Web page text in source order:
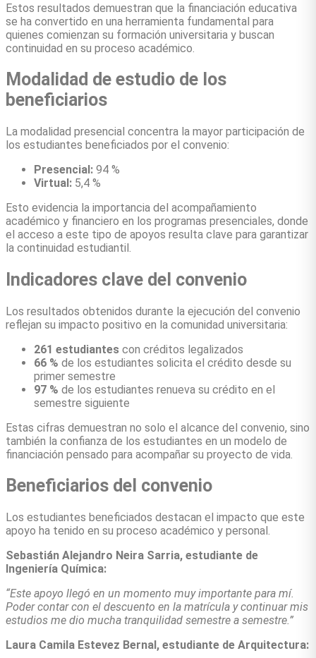
Estos resultados demuestran que la financiación educativa
se ha convertido en una herramienta fundamental para
quienes comienzan su formación universitaria y buscan
continuidad en su proceso académico.
Modalidad de estudio de los
beneficiarios
La modalidad presencial concentra la mayor participación de
los estudiantes beneficiados por el convenio:
Presencial: 94 %
Virtual: 5,4 %
Esto evidencia la importancia del acompañamiento
académico y financiero en los programas presenciales, donde
el acceso a este tipo de apoyos resulta clave para garantizar
la continuidad estudiantil.
Indicadores clave del convenio
Los resultados obtenidos durante la ejecución del convenio
reflejan su impacto positivo en la comunidad universitaria:
261 estudiantes con créditos legalizados
66 % de los estudiantes solicita el crédito desde su
primer semestre
97 % de los estudiantes renueva su crédito en el
semestre siguiente
Estas cifras demuestran no solo el alcance del convenio, sino
también la confianza de los estudiantes en un modelo de
financiación pensado para acompañar su proyecto de vida.
Beneficiarios del convenio
Los estudiantes beneficiados destacan el impacto que este
apoyo ha tenido en su proceso académico y personal.
Sebastián Alejandro Neira Sarria, estudiante de
Ingeniería Química:
“Este apoyo llegó en un momento muy importante para mí.
Poder contar con el descuento en la matrícula y continuar mis
estudios me dio mucha tranquilidad semestre a semestre.”
Laura Camila Estevez Bernal, estudiante de Arquitectura: